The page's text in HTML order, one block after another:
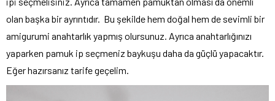
olan başka bir ayrıntıdır. Bu şekilde hem doğal hem de sevimli bir
amigurumi anahtarlık yapmış olursunuz. Ayrıca anahtarlığınızı
yaparken pamuk ip seçmeniz baykuşu daha da güçlü yapacaktır.
Eğer hazırsanız tarife geçelim.